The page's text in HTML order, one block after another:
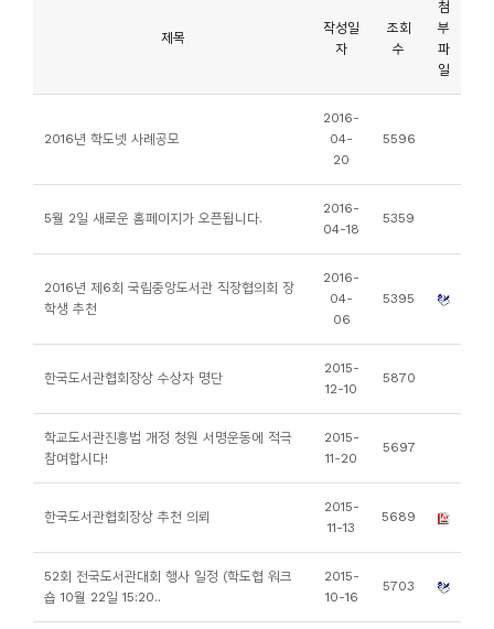
제목
작성일
자
조회
수
첨
부
파
일
2016년 학도넷 사례공모
2016-
04-
20
5596
5월 2일 새로운 홈페이지가 오픈됩니다.
2016-
04-18
5359
2016년 제6회 국립중앙도서관 직장협의회 장
학생 추천
2016-
04-
06
5395
한국도서관협회장상 수상자 명단
2015-
12-10
5870
학교도서관진흥법 개정 청원 서명운동에 적극
참여합시다!
2015-
11-20
5697
한국도서관협회장상 추천 의뢰
2015-
11-13
5689
52회 전국도서관대회 행사 일정 (학도협 워크
숍 10월 22일 15:20..
2015-
10-16
5703
아
사
소